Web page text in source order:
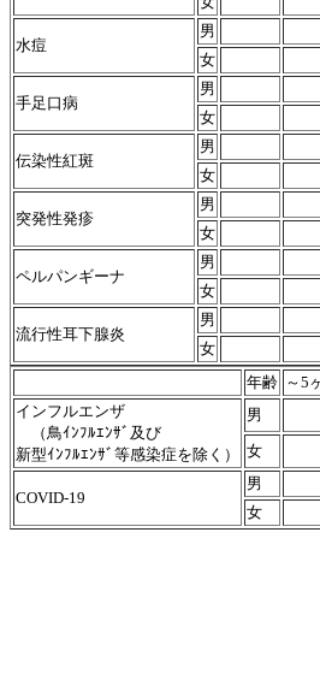
水痘
男
女
手足口病
男
女
伝染性紅斑
男
女
突発性発疹
男
女
ペルパンギーナ
男
女
流行性耳下腺炎
男
女
年齢 ～5
インフルエンザ
（鳥ｲﾝﾌﾙｴﾝｻﾞ及び
新型ｲﾝﾌﾙｴﾝｻﾞ等感染症を除く）
男
女
COVID-19
男
女